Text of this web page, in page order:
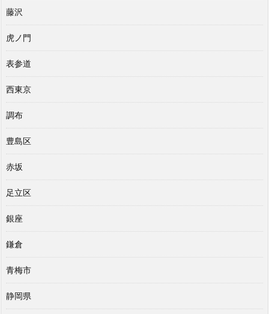
藤沢
虎ノ門
表参道
西東京
調布
豊島区
赤坂
足立区
銀座
鎌倉
青梅市
静岡県